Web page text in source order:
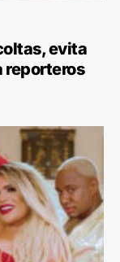
evita
reporteros